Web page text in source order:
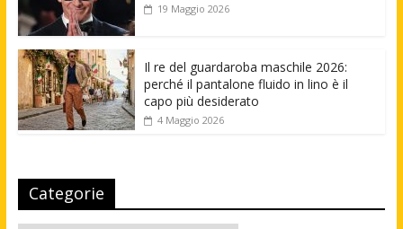
19 Maggio 2026
Il re del guardaroba maschile 2026:
perché il pantalone fluido in lino è il
capo più desiderato
4 Maggio 2026
Categorie